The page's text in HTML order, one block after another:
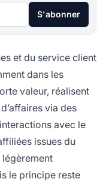
S'abonner
et du service client
dans les
valeur, réalisent
via des
avec le
issues du
le principe reste